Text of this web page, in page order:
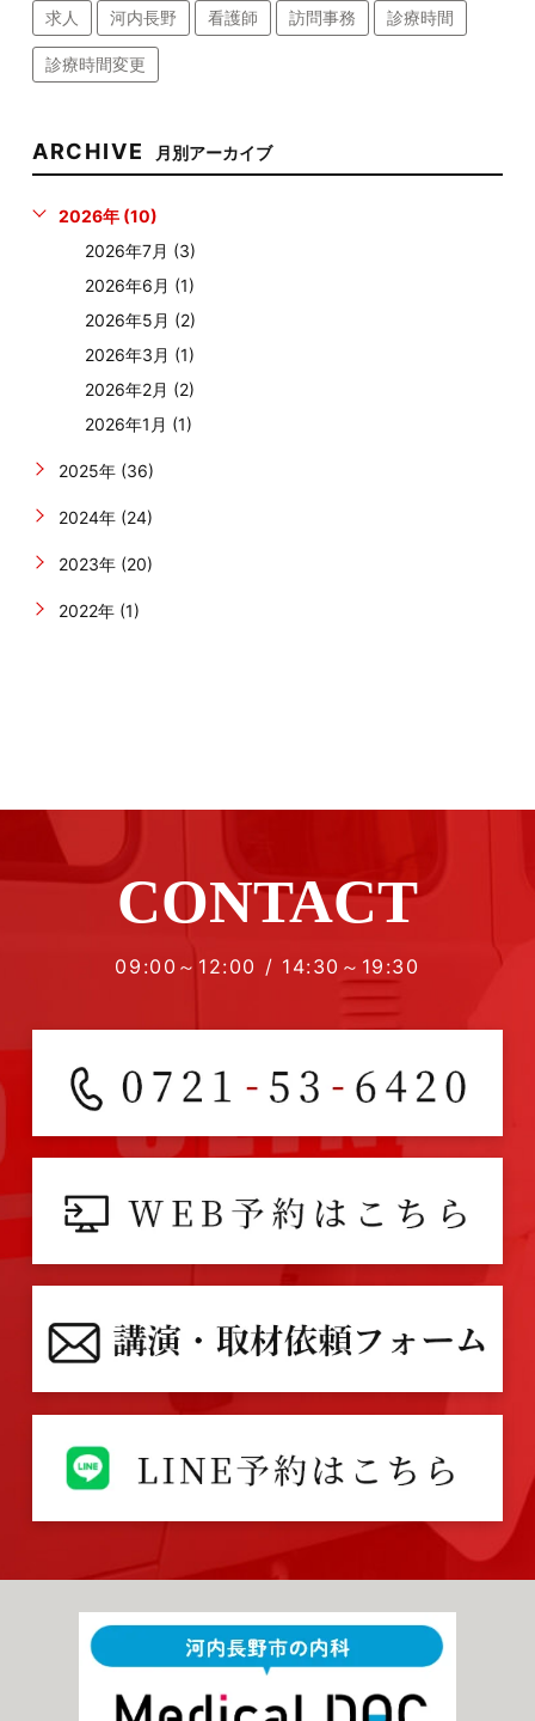
求人 河内長野 看護師 訪問事務 診療時間
診療時間変更
ARCHIVE 月別アーカイブ
2026年 (10)
2026年7月 (3)
2026年6月 (1)
2026年5月 (2)
2026年3月 (1)
2026年2月 (2)
2026年1月 (1)
2025年 (36)
2024年 (24)
2023年 (20)
2022年 (1)
CONTACT
09:00～12:00 / 14:30～19:30